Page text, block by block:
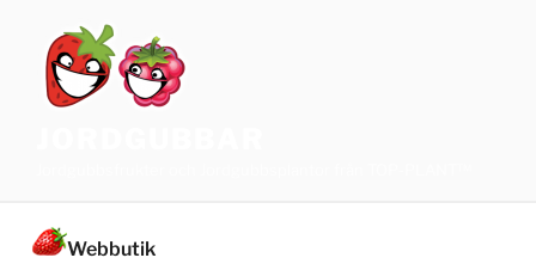
innehåll
Webbutik